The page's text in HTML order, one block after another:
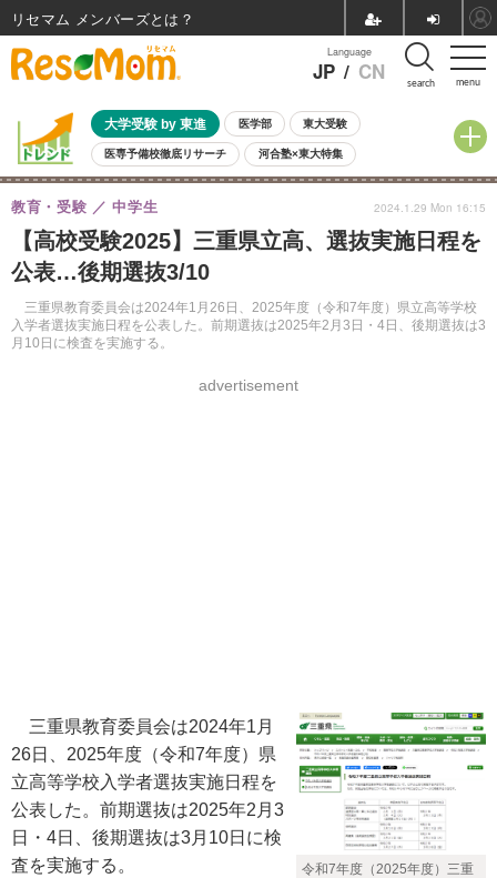
menu
Language
JP / CN search
大学受験 by 東進 医学部 東大受験
医専予備校徹底リサーチ 河合塾×東大特集
親子で考える大学選び 高校受験 中学受験 小学校受験
共通テスト 夏休み
8月開催イベント・WS 全国公立高校 過去問 人気記事
自由研究教材（小学生向け） 自由研究教材（中学生向け）
【高校受験2025】三重県立高、選抜実施日程を
公表…後期選抜3/10
三重県教育委員会は2024年1月26日、2025年度（令和7年度）県立高等学校
入学者選抜実施日程を公表した。前期選抜は2025年2月3日・4日、後期選抜は3
月10日に検査を実施する。
教育・受験 中学生
advertisement
2024.1.29 Mon 16:15
令和7年度（2025年度）三重
三重県教育委員会は2024年1月
26日、2025年度（令和7年度）県
立高等学校入学者選抜実施日程を
公表した。前期選抜は2025年2月3
日・4日、後期選抜は3月10日に検
査を実施する。
リセマム メンバーズ